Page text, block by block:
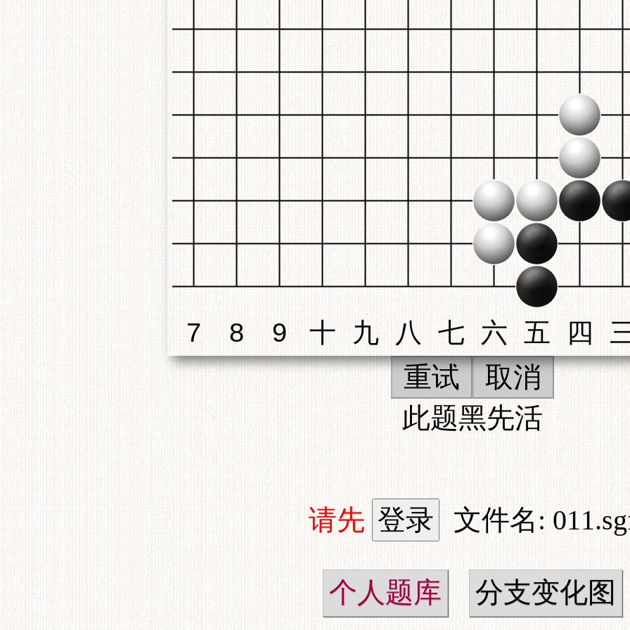
重试 取消
此题黑先活
请先 文件名:
个人题库 分支变化图